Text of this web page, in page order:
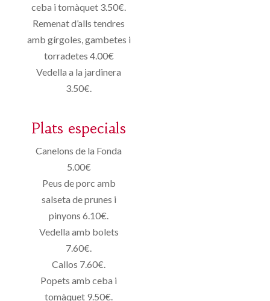
ceba i tomàquet 3.50€.
Remenat d’alls tendres
amb gírgoles, gambetes i
torradetes 4.00€
Vedella a la jardinera
3.50€.
Plats especials
Canelons de la Fonda
5.00€
Peus de porc amb
salseta de prunes i
pinyons 6.10€.
Vedella amb bolets
7.60€.
Callos 7.60€.
Popets amb ceba i
tomàquet 9.50€.